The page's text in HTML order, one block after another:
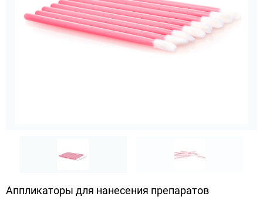
Аппликаторы для нанесения препаратов